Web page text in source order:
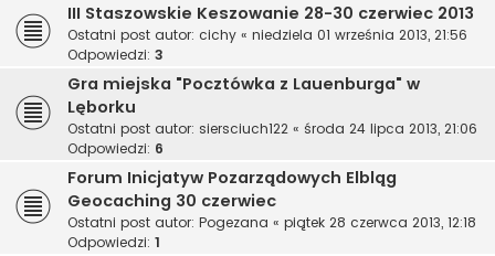
III Staszowskie Keszowanie 28-30 czerwiec 2013
Ostatni post autor: cichy « niedziela 01 września 2013, 21:56
Odpowiedzi: 3
Gra miejska "Pocztówka z Lauenburga" w
Lęborku
Ostatni post autor: siersciuch122 « środa 24 lipca 2013, 21:06
Odpowiedzi: 6
Forum Inicjatyw Pozarządowych Elbląg
Geocaching 30 czerwiec
Ostatni post autor: Pogezana « piątek 28 czerwca 2013, 12:18
Odpowiedzi: 1